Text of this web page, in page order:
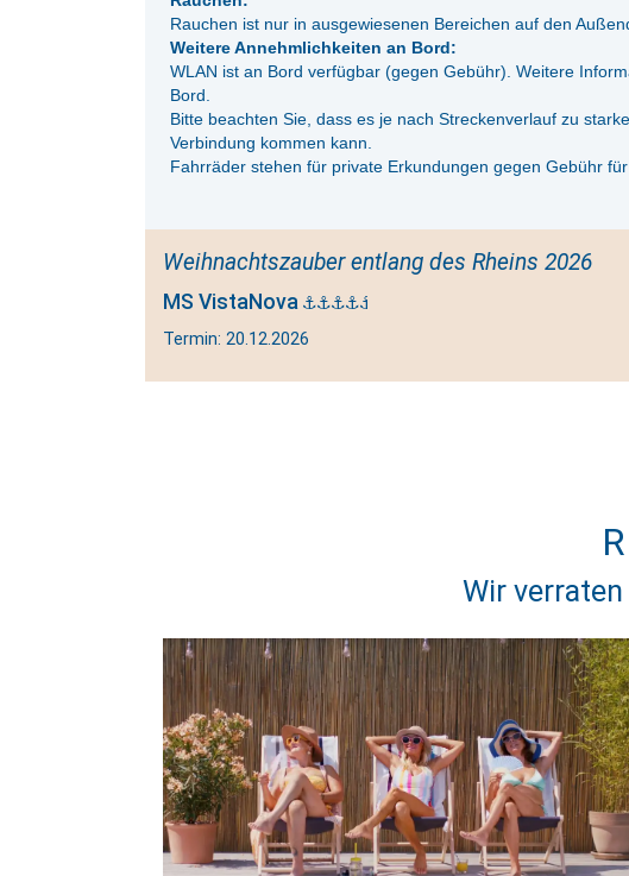
Rauchen ist nur in ausgewiesenen Bereichen auf den
Weitere Annehmlichkeiten an Bord:
WLAN ist an Bord verfügbar (gegen Gebühr). Weitere
Bord.
Bitte beachten Sie, dass es je nach Streckenverlauf zu
Verbindung kommen kann.
Fahrräder stehen für private Erkundungen gegen Gebühr für
Weihnachtszauber entlang des Rheins 2026
MS VistaNova
Termin: 20.12.2026
Wir